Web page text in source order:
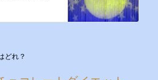
どれ？